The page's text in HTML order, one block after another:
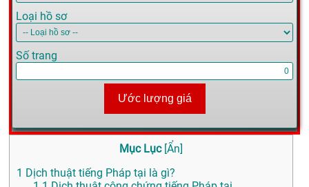
Loại hồ sơ
Số trang
Ước lượng giá
Mục Lục [Ẩn]
1 Dịch thuật tiếng Pháp tại là gì?